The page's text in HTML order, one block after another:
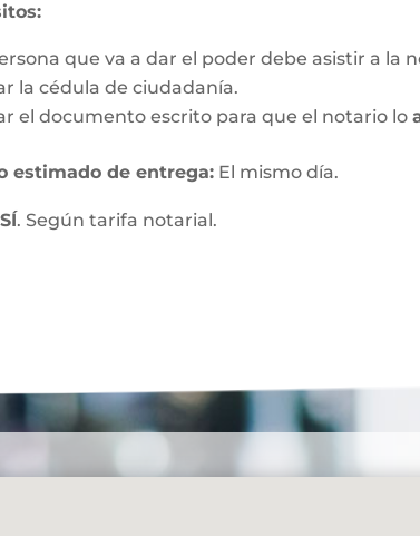
que va a dar el poder debe asistir a la
la cédula de ciudadanía.
el documento escrito para que el notario lo
estimado de entrega: El mismo día.
SÍ. Según tarifa notarial.